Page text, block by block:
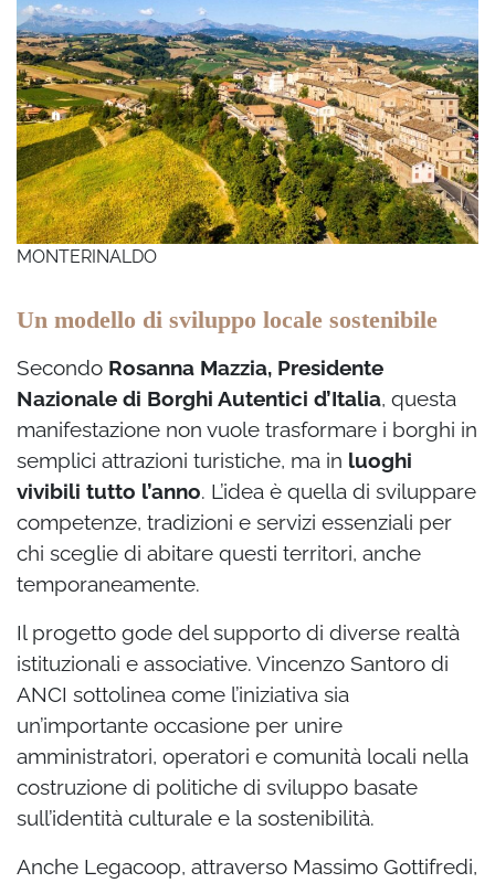
MONTERINALDO
Un modello di sviluppo locale sostenibile
Secondo Rosanna Mazzia, Presidente
Nazionale di Borghi Autentici d’Italia, questa
manifestazione non vuole trasformare i borghi in
semplici attrazioni turistiche, ma in luoghi
vivibili tutto l’anno. L’idea è quella di sviluppare
competenze, tradizioni e servizi essenziali per
chi sceglie di abitare questi territori, anche
temporaneamente.
Il progetto gode del supporto di diverse realtà
istituzionali e associative. Vincenzo Santoro di
ANCI sottolinea come l’iniziativa sia
un’importante occasione per unire
amministratori, operatori e comunità locali nella
costruzione di politiche di sviluppo basate
sull’identità culturale e la sostenibilità.
Anche Legacoop, attraverso Massimo Gottifredi,